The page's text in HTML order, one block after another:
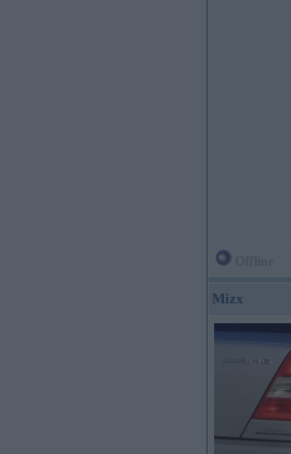
Mizx